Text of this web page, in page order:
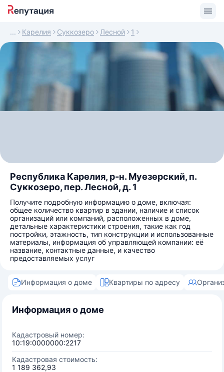
Карелия Суккозеро Лесной 1
Республика Карелия, р-н. Муезерский, п.
Суккозеро, пер. Лесной, д. 1
Получите подробную информацию о доме, включая:
общее количество квартир в здании, наличие и список
организаций или компаний, расположенных в доме,
детальные характеристики строения, такие как год
постройки, этажность, тип конструкции и использованные
материалы, информация об управляющей компании: её
название, контактные данные, и качество
предоставляемых услуг
Информация о доме Квартиры по адресу
Информация о доме
Кадастровый номер:
10:19:0000000:2217
Кадастровая стоимость:
1 189 362,93